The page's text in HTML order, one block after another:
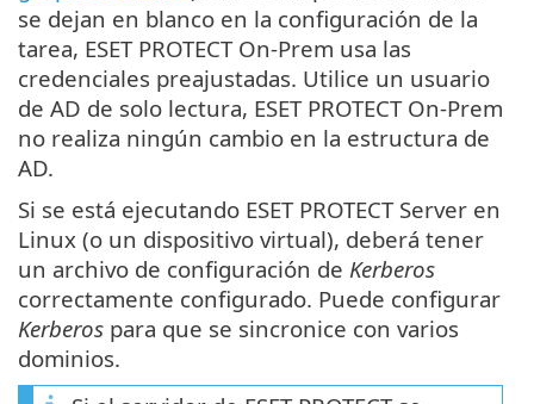
se dejan en blanco en la configuración de la
tarea, ESET PROTECT On-Prem usa las
credenciales preajustadas. Utilice un usuario
de AD de solo lectura, ESET PROTECT On-Prem
no realiza ningún cambio en la estructura de
AD.
Si se está ejecutando ESET PROTECT Server en
Linux (o un dispositivo virtual), deberá tener
un archivo de configuración de Kerberos
correctamente configurado. Puede configurar
Kerberos para que se sincronice con varios
dominios.